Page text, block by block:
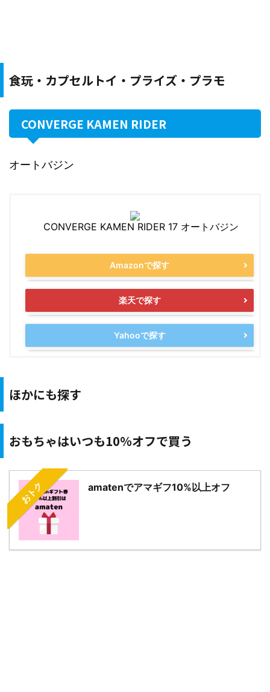
食玩・カプセルトイ・プライズ・プラモ
CONVERGE KAMEN RIDER
オートバジン
CONVERGE KAMEN RIDER 17 オートバジン
Amazonで探す
楽天で探す
Yahooで探す
ほかにも探す
おもちゃはいつも10％オフで買う
おトク amatenでアマギフ10%以上オフ